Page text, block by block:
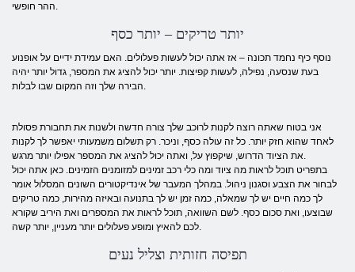
ההר חופשי.
יותר טריקים – יותר כסף
נוסף כיף נחמד תכונה – אז אתה יכול לעשות פעלולים. האם עמידת ידיים על אופנוע
בעת שנסעה, נפילה, לעשות קפיצות. יותר יכול להציג את המספר, גדול יותר יהיה
הבירה שלך וזה המקום שבו לבלות.
אני בטוח שאתה רוצה לקנות לרוכב שלך צורה חדשה ולשנות את תחבורת פסולת
לאחד שהוא חזק יותר. כל זה עולה כסף, וניכר. רק תשלום משמעותי יאפשר לך לקנות
את הציוד הדרוש, שיקפוץ על, ואתה יכול להציג את המספר אפילו יותר מרגש.
בתפריט תוכל לראות מה ציוד ומה כלי רכב זמינים למזומנים הזמינים. כאן אתה יכול
לבחור את הצבע וסגנון ניהול. במהלך המעבר של אינדיקטורים השונים המסלול אומר
לך כמה חיים יש לך שמאלה, כמה זמן יש לך בתנועה ובאיזה מהירות, כמה טריקים
שבוצעו, ואת סכום כסף. לשם השוואה, תוכל לראות את המספרים ואת היריב שקורא
לכם להאיץ ומופע פעלולים יותר מעניין, יותר קשה.
תפיסה חזותית וצליל נעים